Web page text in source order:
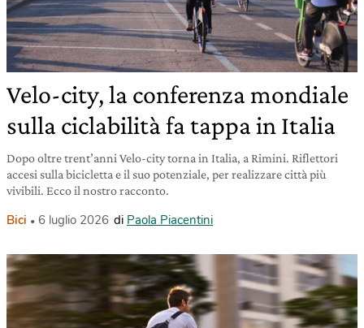
Velo-city, la conferenza mondiale
sulla ciclabilità fa tappa in Italia
Dopo oltre trent’anni Velo-city torna in Italia, a Rimini. Riflettori
accesi sulla bicicletta e il suo potenziale, per realizzare città più
vivibili. Ecco il nostro racconto.
Bici 6 luglio 2026 di Paola Piacentini